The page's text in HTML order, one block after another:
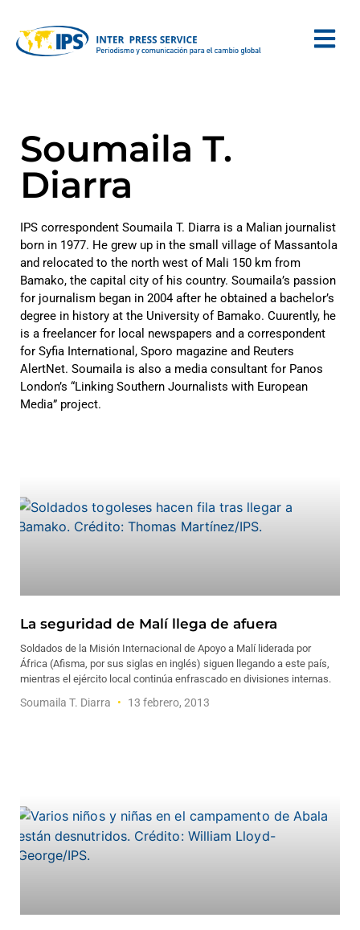
Soumaila T.
Diarra
IPS correspondent Soumaila T. Diarra is a Malian journalist
born in 1977. He grew up in the small village of Massantola
and relocated to the north west of Mali 150 km from
Bamako, the capital city of his country. Soumaila’s passion
for journalism began in 2004 after he obtained a bachelor’s
degree in history at the University of Bamako. Cuurently, he
is a freelancer for local newspapers and a correspondent
for Syfia International, Sporo magazine and Reuters
AlertNet. Soumaila is also a media consultant for Panos
London’s “Linking Southern Journalists with European
Media” project.
La seguridad de Malí llega de afuera
Soldados de la Misión Internacional de Apoyo a Malí liderada por
África (Afisma, por sus siglas en inglés) siguen llegando a este país,
mientras el ejército local continúa enfrascado en divisiones internas.
Soumaila T. Diarra 13 febrero, 2013